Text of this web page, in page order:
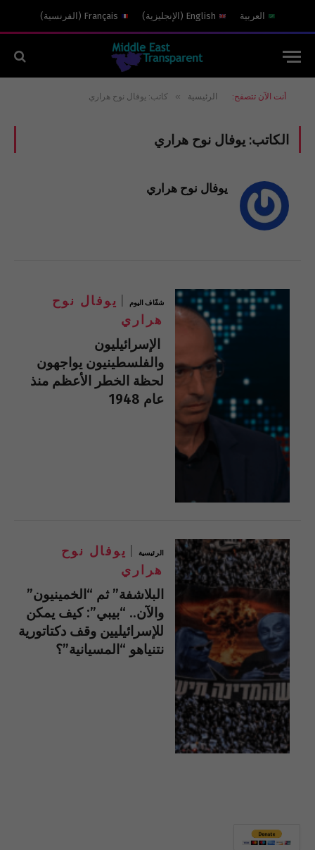
العربية English
( الإنجليزية)
Français
( الفرنسية)
أنت الآن تتصفح: الرئيسية » كاتب: يوفال نوح هراري
الكاتب: يوفال نوح هراري
يوفال نوح هراري
شفّاف اليوم
يوفال نوح
هراري
الإسرائيليون
والفلسطينيون يواجهون
لحظة الخطر الأعظم منذ
عام 1948
الرئيسية
يوفال نوح
هراري
البلاشفة” ثم “الخمينيون”
والآن.. “بيبي”: كيف يمكن
للإسرائيليين وقف دكتاتورية
نتنياهو “المسيانية”؟